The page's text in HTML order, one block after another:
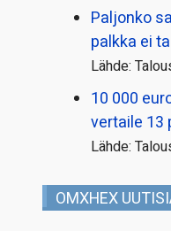
Paljonko
palkka ei
Lähde:
10 000
vertaile 13
Lähde:
OMXHEX